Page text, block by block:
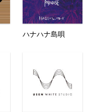
ハナハナ島唄